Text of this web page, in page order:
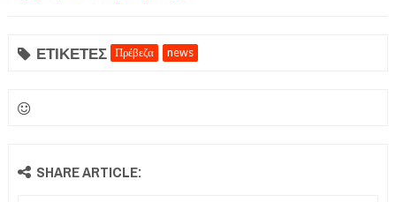
ΕΤΙΚΕΤΕΣ Πρέβεζα news
SHARE ARTICLE: